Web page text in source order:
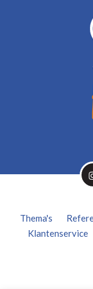
Thema's
Klantenservice